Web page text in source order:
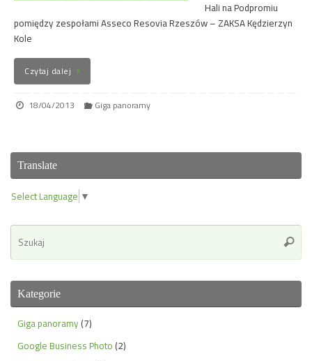
Hali na Podpromiu
pomiędzy zespołami Asseco Resovia Rzeszów – ZAKSA Kędzierzyn
Kole
Czytaj dalej
18/04/2013 Giga panoramy
Translate
Select Language ▼
Kategorie
Giga panoramy (7)
Google Business Photo (2)